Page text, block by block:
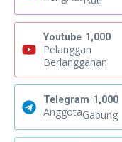
Youtube 1,000
Pelanggan
Berlangganan
Telegram 1,000
AnggotaGabung